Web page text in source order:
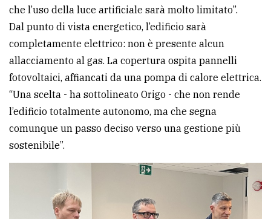
che l’uso della luce artificiale sarà molto limitato”.
Dal punto di vista energetico, l’edificio sarà
completamente elettrico: non è presente alcun
allacciamento al gas. La copertura ospita pannelli
fotovoltaici, affiancati da una pompa di calore elettrica.
“Una scelta - ha sottolineato Origo - che non rende
l’edificio totalmente autonomo, ma che segna
comunque un passo deciso verso una gestione più
sostenibile”.